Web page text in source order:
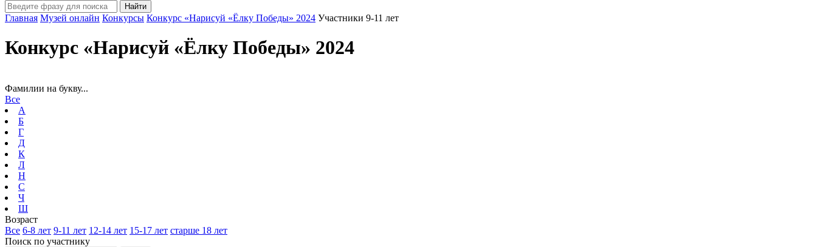
Главная Музей онлайн Конкурсы Конкурс «Нарисуй «Ёлку Победы» 2024 Участники 9-11 лет
Конкурс «Нарисуй «Ёлку Победы» 2024
Фамилии на букву...
Все
А
Б
Г
Д
К
Л
Н
С
Ч
Ш
Возраст
Все 6-8 лет 9-11 лет 12-14 лет 15-17 лет старше 18 лет
Поиск по участнику